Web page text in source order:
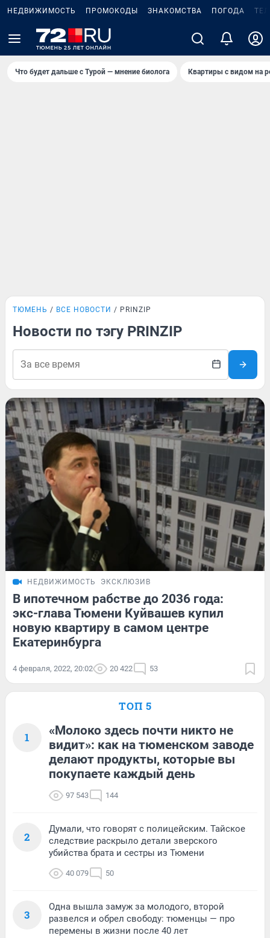
НЕДВИЖИМОСТЬ ПРОМОКОДЫ ЗНАКОМСТВА ПОГОДА
Что будет дальше с Турой — мнение биолога Квартиры с видом на
ТЮМЕНЬ ВСЕ НОВОСТИ PRINZIP
Новости по тэгу PRINZIP
НЕДВИЖИМОСТЬ ЭКСКЛЮЗИВ
В ипотечном рабстве до 2036 года:
экс-глава Тюмени Куйвашев купил
новую квартиру в самом центре
Екатеринбурга
4 февраля, 2022, 20:02 20 422 53
ТОП 5
1
«Молоко здесь почти никто не
видит»: как на тюменском заводе
делают продукты, которые вы
покупаете каждый день
97 543 144
2
Думали, что говорят с полицейским. Тайское
следствие раскрыло детали зверского
убийства брата и сестры из Тюмени
40 079 50
3
Одна вышла замуж за молодого, второй
развелся и обрел свободу: тюменцы — про
перемены в жизни после 40 лет